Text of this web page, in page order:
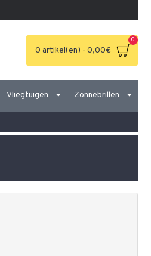
0 artikel(en) - 0,00€
0
Vliegtuigen Zonnebrillen